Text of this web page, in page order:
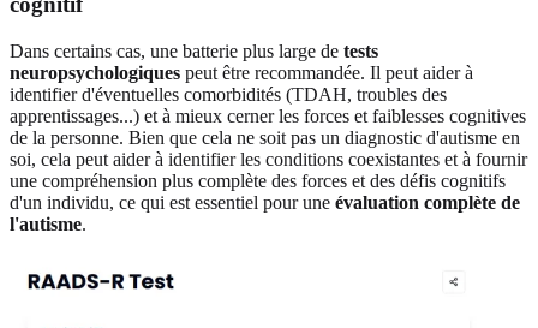
Dans certains cas, une batterie plus large de tests
neuropsychologiques peut être recommandée. Il peut aider à
identifier d'éventuelles comorbidités (TDAH, troubles des
apprentissages...) et à mieux cerner les forces et faiblesses cognitives
de la personne. Bien que cela ne soit pas un diagnostic d'autisme en
soi, cela peut aider à identifier les conditions coexistantes et à fournir
une compréhension plus complète des forces et des défis cognitifs
d'un individu, ce qui est essentiel pour une évaluation complète de
l'autisme.